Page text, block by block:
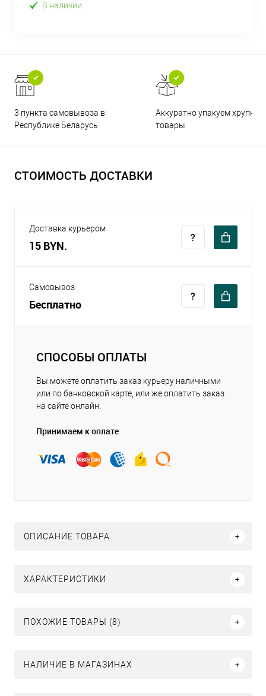
В наличии
3 пункта самовывоза в
Республике Беларусь
Аккуратно упакуем хрупкие
товары
СТОИМОСТЬ ДОСТАВКИ
Доставка курьером
15 BYN.
Самовывоз
Бесплатно
СПОСОБЫ ОПЛАТЫ
Вы можете оплатить заказ курьеру наличными
или по банковской карте, или же оплатить заказ
на сайте онлайн.
Принимаем к оплате
ОПИСАНИЕ ТОВАРА
ХАРАКТЕРИСТИКИ
ПОХОЖИЕ ТОВАРЫ (8)
НАЛИЧИЕ В МАГАЗИНАХ